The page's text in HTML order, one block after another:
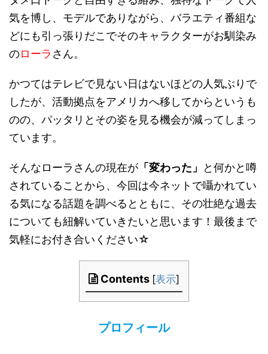
気を博し、モデルでありながら、バラエティ番組な
どにも引っ張りだこでそのキャラクターがお馴染み
のローラ さん。
かつてはテレビで見ない日はないほどの人気ぶりで
したが、活動拠点をアメリカへ移してからというも
のの、パッタリとその姿を見る機会が減ってしまっ
ています。
そんなローラさんの現在が 「変わった」
と何かと噂
されていることから、今回は今ネットで囁かれてい
る気になる話題を調べるとともに、その壮絶な過去
についても紐解いていきたいと思います！最後まで
気軽にお付き合いください☆
Contents [表示]
プロフィール